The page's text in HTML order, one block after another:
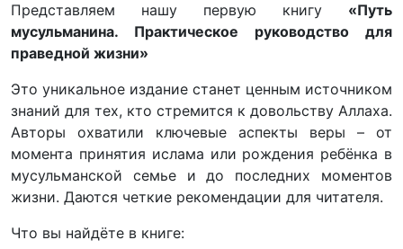
Представляем нашу первую книгу «Путь
мусульманина. Практическое руководство для
праведной жизни»
Это уникальное издание станет ценным источником
знаний для тех, кто стремится к довольству Аллаха.
Авторы охватили ключевые аспекты веры – от
момента принятия ислама или рождения ребёнка в
мусульманской семье и до последних моментов
жизни. Даются четкие рекомендации для читателя.
Что вы найдёте в книге: